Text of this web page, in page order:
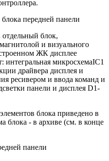
передней панели
отдельный блок,
и визуального
ЖК дисплее
интегральная микросхемаIC1
драйвера дисплея и
ресивером и ввода команд и
панели и дисплея D1-
блока приведено в
блока - в архиве (см. в конце
панели